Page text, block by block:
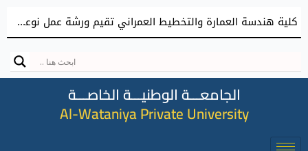
كلية هندسة العمارة والتخطيط العمراني تقيم ورشة عمل نوعية نحو إعداد مشاريع تخرج معمارية مميزة
الجامعـــة الوطنيـــة الخاصـــة
Al-Wataniya Private University